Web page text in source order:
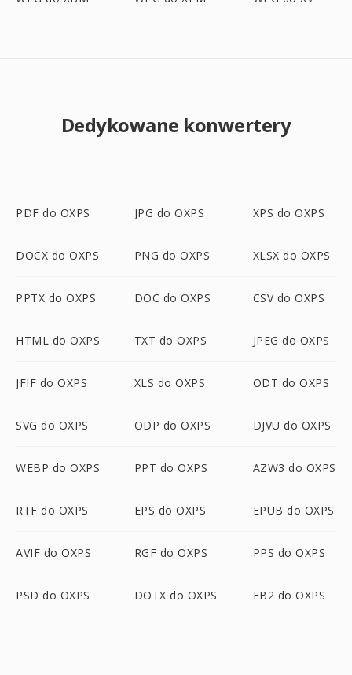
Dedykowane konwertery
PDF do OXPS JPG do OXPS XPS do OXPS
DOCX do OXPS PNG do OXPS XLSX do OXPS
PPTX do OXPS DOC do OXPS CSV do OXPS
HTML do OXPS TXT do OXPS JPEG do OXPS
JFIF do OXPS XLS do OXPS ODT do OXPS
SVG do OXPS ODP do OXPS DJVU do OXPS
WEBP do OXPS PPT do OXPS AZW3 do OXPS
RTF do OXPS EPS do OXPS EPUB do OXPS
AVIF do OXPS RGF do OXPS PPS do OXPS
PSD do OXPS DOTX do OXPS FB2 do OXPS